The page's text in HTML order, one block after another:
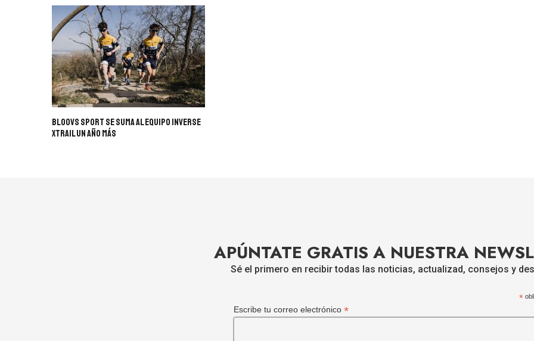
BLOOVS SPORT Se Suma Al Equipo Inverse
Xtrail Un Año Más
APÚNTATE GRATIS A NUESTRA
Sé el primero en recibir todas las noticias, actualizad, consejos y
*
Escribe tu correo electrónico *